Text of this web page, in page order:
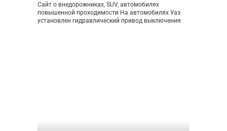
Сайт о внедорожниках, SUV, автомобилях
повышенной проходимости На автомобилях Уаз
установлен гидравлический привод выключения